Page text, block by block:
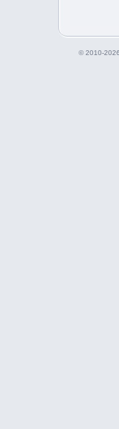
© 2010-